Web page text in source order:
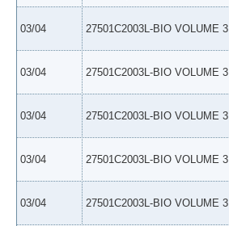
03/04 27501C2003L-BIO VOLUME 3
03/04 27501C2003L-BIO VOLUME 3
03/04 27501C2003L-BIO VOLUME 3
03/04 27501C2003L-BIO VOLUME 3
03/04 27501C2003L-BIO VOLUME 3